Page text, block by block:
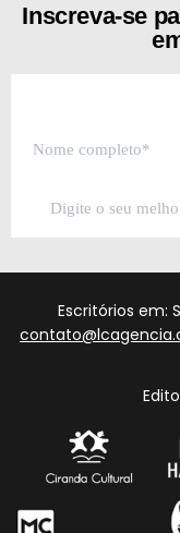
Inscreva-se
Escritórios em: